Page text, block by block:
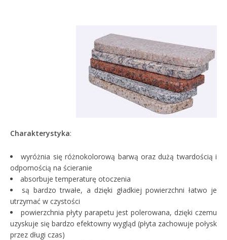
Charakterystyka:
wyróżnia się różnokolorową barwą oraz dużą twardością i
odpornością na ścieranie
absorbuje temperaturę otoczenia
są bardzo trwałe, a dzięki gładkiej powierzchni łatwo je
utrzymać w czystości
powierzchnia płyty parapetu jest polerowana, dzięki czemu
uzyskuje się bardzo efektowny wygląd (płyta zachowuje połysk
przez długi czas)